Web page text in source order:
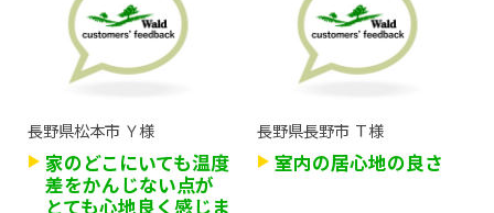
長野県松本市 Ｙ様
家のどこにいても温度
差をかんじない点が
とても心地良く感じま
長野県長野市 Ｔ様
室内の居心地の良さ